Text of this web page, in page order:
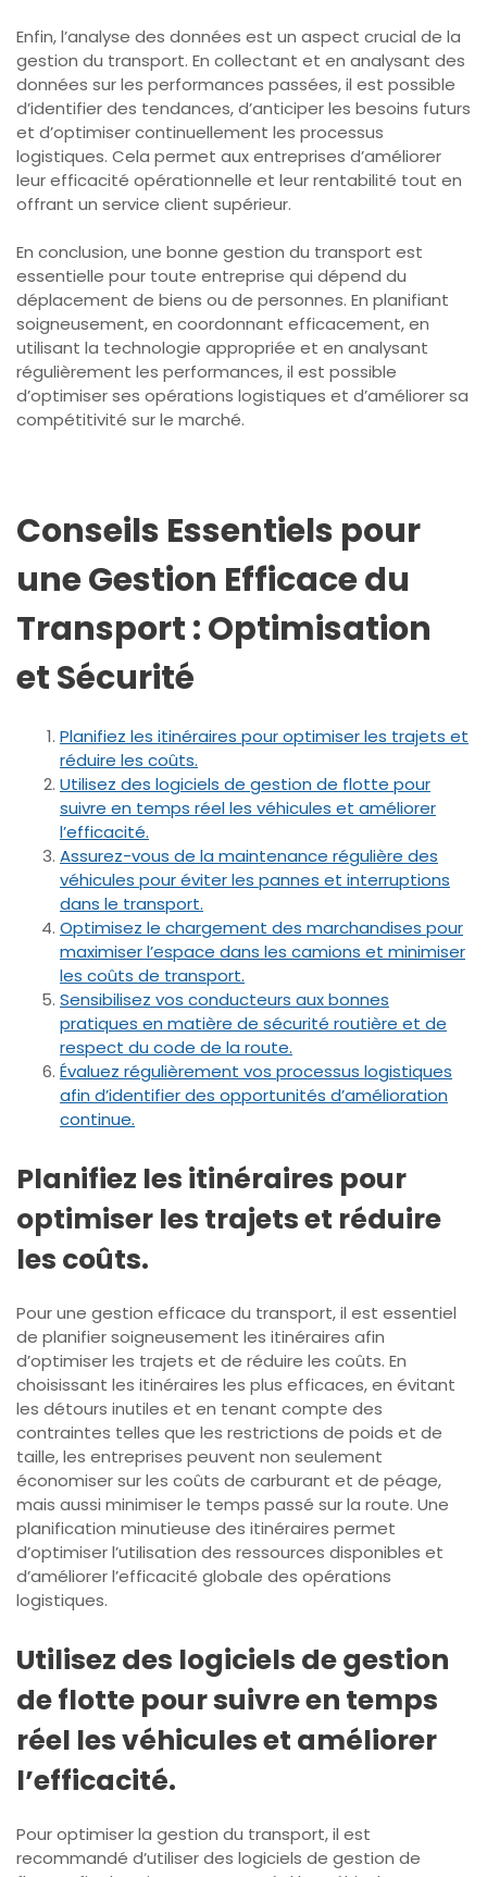
Enfin, l’analyse des données est un aspect crucial de la
gestion du transport. En collectant et en analysant des
données sur les performances passées, il est possible
d’identifier des tendances, d’anticiper les besoins futurs
et d’optimiser continuellement les processus
logistiques. Cela permet aux entreprises d’améliorer
leur efficacité opérationnelle et leur rentabilité tout en
offrant un service client supérieur.
En conclusion, une bonne gestion du transport est
essentielle pour toute entreprise qui dépend du
déplacement de biens ou de personnes. En planifiant
soigneusement, en coordonnant efficacement, en
utilisant la technologie appropriée et en analysant
régulièrement les performances, il est possible
d’optimiser ses opérations logistiques et d’améliorer sa
compétitivité sur le marché.
Conseils Essentiels pour
une Gestion Efficace du
Transport : Optimisation
et Sécurité
Planifiez les itinéraires pour optimiser les trajets et
réduire les coûts.
Utilisez des logiciels de gestion de flotte pour
suivre en temps réel les véhicules et améliorer
l’efficacité.
Assurez-vous de la maintenance régulière des
véhicules pour éviter les pannes et interruptions
dans le transport.
Optimisez le chargement des marchandises pour
maximiser l’espace dans les camions et minimiser
les coûts de transport.
Sensibilisez vos conducteurs aux bonnes
pratiques en matière de sécurité routière et de
respect du code de la route.
Évaluez régulièrement vos processus logistiques
afin d’identifier des opportunités d’amélioration
continue.
Planifiez les itinéraires pour
optimiser les trajets et réduire
les coûts.
Pour une gestion efficace du transport, il est essentiel
de planifier soigneusement les itinéraires afin
d’optimiser les trajets et de réduire les coûts. En
choisissant les itinéraires les plus efficaces, en évitant
les détours inutiles et en tenant compte des
contraintes telles que les restrictions de poids et de
taille, les entreprises peuvent non seulement
économiser sur les coûts de carburant et de péage,
mais aussi minimiser le temps passé sur la route. Une
planification minutieuse des itinéraires permet
d’optimiser l’utilisation des ressources disponibles et
d’améliorer l’efficacité globale des opérations
logistiques.
Utilisez des logiciels de gestion
de flotte pour suivre en temps
réel les véhicules et améliorer
l’efficacité.
Pour optimiser la gestion du transport, il est
recommandé d’utiliser des logiciels de gestion de